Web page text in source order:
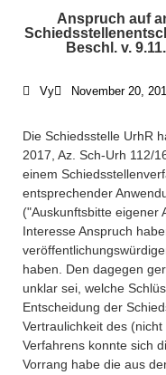
Anspruch auf
Beschl. v.
Vy November 20,
Die Schiedsstelle UrhR
2017, Az. Sch-Urh 112/
einem
entsprechender
("Auskunftsbitte eigener
Interesse Anspruch
haben. Den dagegen
unklar sei, welche
Entscheidung der
Vertraulichkeit des
Verfahrens konnte sich
Vorrang habe die aus
What We Do /
Schwerpunkte
Who We Are /
Über uns
Where To Find
Impressum
+49 30